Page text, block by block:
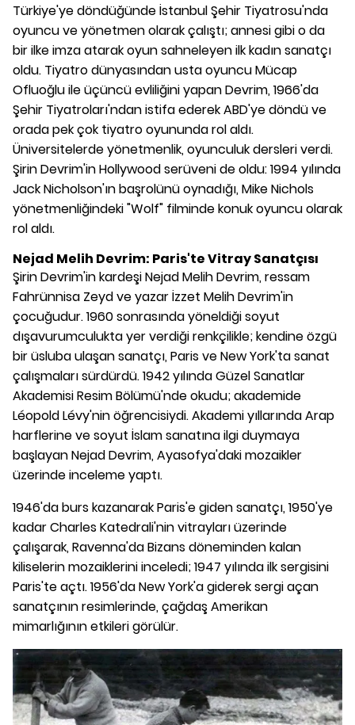
Türkiye'ye döndüğünde İstanbul Şehir Tiyatrosu'nda
oyuncu ve yönetmen olarak çalıştı; annesi gibi o da
bir ilke imza atarak oyun sahneleyen ilk kadın sanatçı
oldu. Tiyatro dünyasından usta oyuncu Mücap
Ofluoğlu ile üçüncü evliliğini yapan Devrim, 1966'da
Şehir Tiyatroları'ndan istifa ederek ABD'ye döndü ve
orada pek çok tiyatro oyununda rol aldı.
Üniversitelerde yönetmenlik, oyunculuk dersleri verdi.
Şirin Devrim'in Hollywood serüveni de oldu: 1994 yılında
Jack Nicholson'ın başrolünü oynadığı, Mike Nichols
yönetmenliğindeki "Wolf" filminde konuk oyuncu olarak
rol aldı.
Nejad Melih Devrim: Paris'te Vitray Sanatçısı
Şirin Devrim'in kardeşi Nejad Melih Devrim, ressam
Fahrünnisa Zeyd ve yazar İzzet Melih Devrim'in
çocuğudur. 1960 sonrasında yöneldiği soyut
dışavurumculukta yer verdiği renkçilikle; kendine özgü
bir üsluba ulaşan sanatçı, Paris ve New York'ta sanat
çalışmaları sürdürdü. 1942 yılında Güzel Sanatlar
Akademisi Resim Bölümü'nde okudu; akademide
Léopold Lévy'nin öğrencisiydi. Akademi yıllarında Arap
harflerine ve soyut İslam sanatına ilgi duymaya
başlayan Nejad Devrim, Ayasofya'daki mozaikler
üzerinde inceleme yaptı.
1946'da burs kazanarak Paris'e giden sanatçı, 1950'ye
kadar Charles Katedrali'nin vitrayları üzerinde
çalışarak, Ravenna'da Bizans döneminden kalan
kiliselerin mozaiklerini inceledi; 1947 yılında ilk sergisini
Paris'te açtı. 1956'da New York'a giderek sergi açan
sanatçının resimlerinde, çağdaş Amerikan
mimarlığının etkileri görülür.